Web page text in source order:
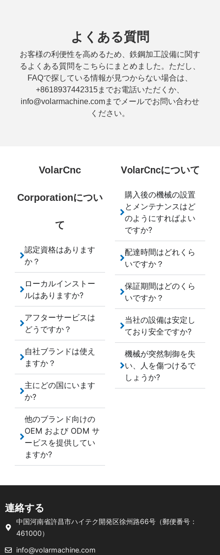
よくある質問
お客様の利便性を高めるため、鉄鋼加工設備に関す
るよくある質問をこちらにまとめました。ただし、
FAQで探している情報が見つからない場合は、
+8618937442315までお電話いただくか、
info@volarmachine.comまでメールでお問い合わせ
ください。
VolarCnc
Corporationについ
て
認定資格はあります
か？
ローカルインストー
ルはありますか?
アフターサービスは
どうですか？
自社ブランドは使え
ますか？
主にどの国にいます
か?
他のブランド向けの
OEM および ODM サ
ービスを提供してい
ますか?
VolarCncについて
購入後の機械の設置
とメンテナンスはど
のようにすればよい
ですか?
配達時間はどれくら
いですか？
保証期間はどのくら
いですか？
当社の設備は安定し
ており安全ですか?
機械が突然制御を失
い、人を傷つけるで
しょうか?
連絡する
中国河南省許昌市ハイテク開発区徐州路66号（郵便番号：
461000）
info@volarmachine.com